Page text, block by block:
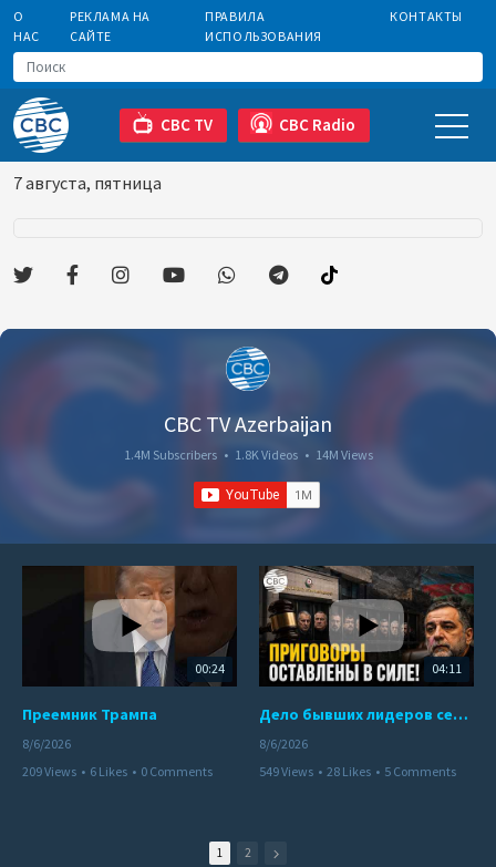
О
НАС
РЕКЛАМА НА
САЙТЕ
ПРАВИЛА
ИСПОЛЬЗОВАНИЯ
КОНТАКТЫ
CBC TV CBC Radio
7 августа, пятница
CBC TV Azerbaijan
1.4M Subscribers • 1.8K Videos • 14M Views
00:24
Преемник Трампа
8/6/2026
209 Views • 6 Likes • 0 Comments
04:11
Дело бывших лидеров сепаратистского режима в Карабахе
8/6/2026
549 Views • 28 Likes • 5 Comments
1 2